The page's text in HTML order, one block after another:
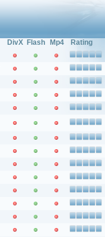
DivX Flash Mp4
Rating